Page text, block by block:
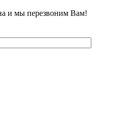
и мы перезвоним Вам!